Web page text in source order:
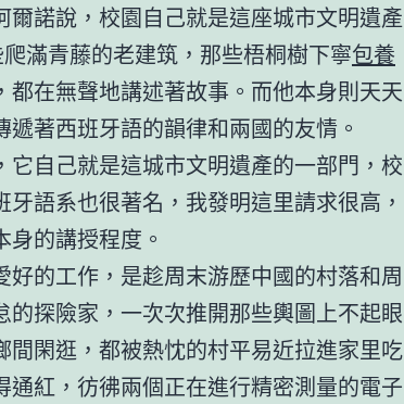
爾諾說，校園自己就是這座城市文明遺產
滿青藤的老建筑，那些梧桐樹下寧包養
都在無聲地講述著故事。而他本身則天天
著西班牙語的韻律和兩國的友情。
它自己就是這城市文明遺產的一部門，校
語系也很著名，我發明這里請求很高，
的講授程度。
好的工作，是趁周末游歷中國的村落和周
的探險家，一次次推開那些輿圖上不起眼
間閑逛，都被熱忱的村平易近拉進家里吃
通紅，彷彿兩個正在進行精密測量的電子